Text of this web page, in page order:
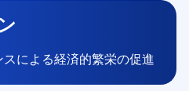
による経済的繁栄の促進